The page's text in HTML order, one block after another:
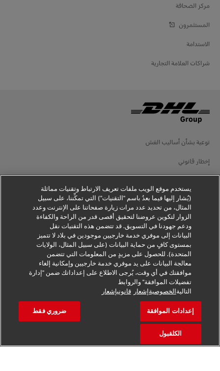
مركز الصحافة
المستثمرون
الاستدامة
شراكات العلامة التجارية
توعية بشأن أساليب الغش
إخطار قانوني
إخطار الخصوصية
معلومات إضافية
إعدادات ملفات تعريف الارتباط
2026 © - جميع الحقوق محفوظة
يستخدم موقع الويب ملفات تعريف الارتباط وتقنيات مماثلة
(يُشار إليها فيما بعدُ باسم "التقنيات") التي تمكِّننا، على سبيل
المثال، من تحديد عدد مرات زيارة صفحاتنا على الإنترنت وعدد
الزوار لتكوين عروضنا لتحقيق أقصى قدر من الراحة والكفاءة
ودعم جهودنا في التسويق. قد تتضمن هذه التقنيات نقل
البيانات إلى موفري خدمة خارجيين موجودين في بلاد لا تتميز
بمستوى كافٍ من حماية البيانات (على سبيل المثال، الولايات
المتحدة). للحصول على مزيدٍ من المعلومات التي تتضمن
معالجة البيانات على يد موفري خدمة خارجيين وإمكانية إلغاء
موافقتك في أي وقت، يُرجى الاطلاع على إعداداتك ضمن "إدارة
تفضيلات الموافقة" والروابط
التالية الخصوصيةإشعار قانونيإشعار
إعدادات الموافقة ضروري فقط
الكلقبول